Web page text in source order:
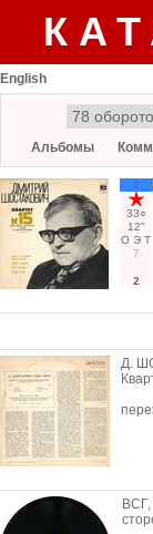
English
Альбомы
1
33○
12"
О Э Т
7
2
Д.